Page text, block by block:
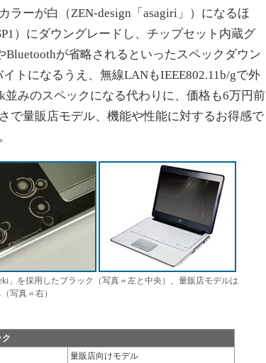
ラーが白（ZEN-design「asagiri」）になるほ
）にダウングレードし、チップセット内蔵グ
が省略されるといったスペックダウン
トになるうえ、無線LANもIEEE802.11b/gで外
みのスペックになる代わりに、価格も6万円前
で量販店モデル、機能や性能に対するお得感で
」を採用したブラック（写真＝左と中央）、量販店モデルは
写真＝右）
量販店向けモデル